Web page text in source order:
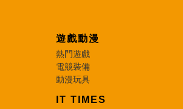
遊戲動漫
熱門遊戲
電競裝備
動漫玩具
IT TIMES